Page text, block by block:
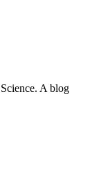
A blog